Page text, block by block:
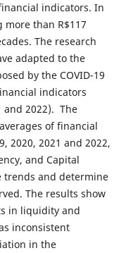
indicators. In
more than R$117
The research
adapted to the
by the COVID-19
indicators
and 2022). The
of financial
2020, 2021 and 2022,
and Capital
trends and determine
The results show
in liquidity and
inconsistent
in the